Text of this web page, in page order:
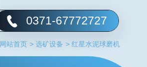
0371-67772727
网站首页 > 选矿设备 > 红星水泥球磨机